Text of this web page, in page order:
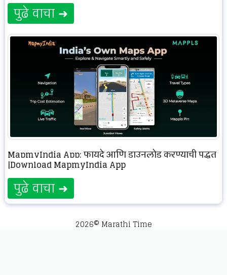
पुढे वाचा ➜
MapmyIndia App: फायदे आणि डाउनलोड करण्याची पद्धत
|Download MapmyIndia App
पुढे वाचा ➜
2026© Marathi Time